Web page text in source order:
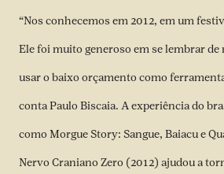
“Nos conhecemos em 2012, em um
Ele foi muito generoso em se lembrar de
usar o baixo orçamento como
conta Paulo Biscaia. A experiência do
como Morgue Story: Sangue, Baiacu e
Nervo Craniano Zero (2012) ajudou a